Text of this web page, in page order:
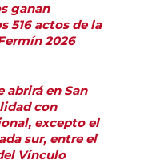
ganan
516 actos de la
2026
abrirá en San
con
excepto el
sur, entre el
Vínculo